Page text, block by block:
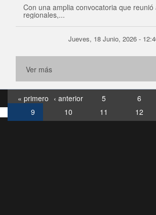
Con una amplia convocatoria que
regionales,...
Jueves, 18 Junio, 2026 -
Ver más
« primero ‹ anterior 5 6
9
10 11 12